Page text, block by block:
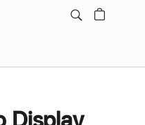
Display